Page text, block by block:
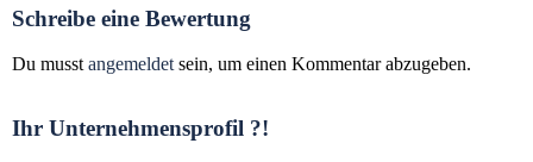
Schreibe eine Bewertung
Du musstangemeldetsein, um einen Kommentar abzugeben.
Ihr Unternehmensprofil ?!